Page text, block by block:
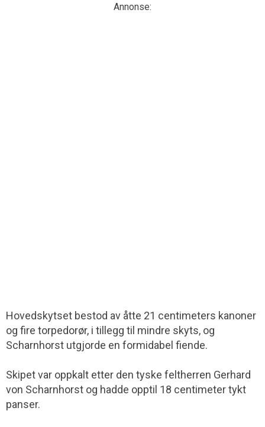
Annonse:
Hovedskytset bestod av åtte 21 centimeters kanoner
og fire torpedorør, i tillegg til mindre skyts, og
Scharnhorst utgjorde en formidabel fiende.
Skipet var oppkalt etter den tyske feltherren Gerhard
von Scharnhorst og hadde opptil 18 centimeter tykt
panser.